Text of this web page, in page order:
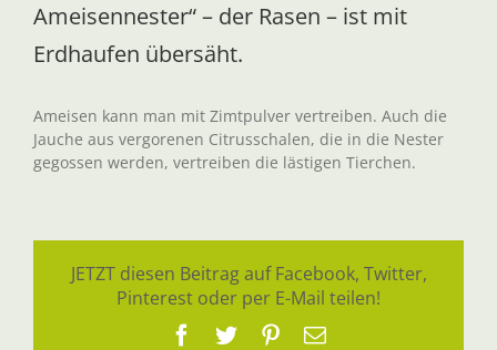
Ameisennester“ – der Rasen – ist mit
Erdhaufen übersäht.
Ameisen kann man mit Zimtpulver vertreiben. Auch die
Jauche aus vergorenen Citrusschalen, die in die Nester
gegossen werden, vertreiben die lästigen Tierchen.
JETZT diesen Beitrag auf Facebook, Twitter,
Pinterest oder per E-Mail teilen!
Facebook
TwitterPinterest
E-